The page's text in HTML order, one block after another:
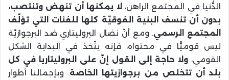
الدُّنيا في المجتمع الراهن،لا يمكنها أن تنهض وتنتصب،
بدون أن تنسف البنية الفوقيَّة كلها للفئات التي تؤلّف
المجتمع الرسمي. ومع أنّ نضال البروليتاري ضد البرجوازيَّة
ليس قوميًّا في محتواه، فإنه يتّخذ في البداية الشكل
القومي،ولا حاجة إلى القول إنّ على البروليتاريا في كل
بلد أن تتخلص من برجوازيتها الخاصة. وبإجمالنا أطوار